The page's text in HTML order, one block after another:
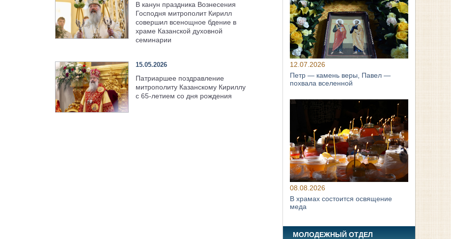
В канун праздника Вознесения
Господня митрополит Кирилл
совершил всенощное бдение в
храме Казанской духовной
семинарии
15.05.2026
Патриаршее поздравление
митрополиту Казанскому Кириллу
с 65-летием со дня рождения
12.07.2026
Петр — камень веры, Павел —
похвала вселенной
08.08.2026
В храмах состоится освящение
меда
МОЛОДЕЖНЫЙ ОТДЕЛ